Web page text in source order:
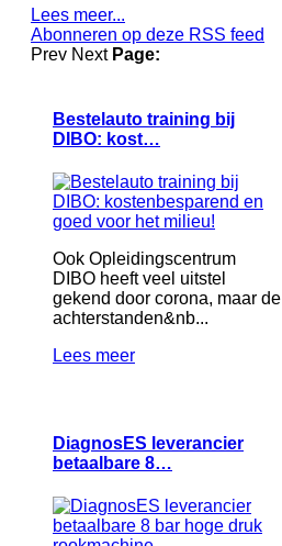
Lees meer...
Abonneren op deze RSS feed
Prev Next Page:
Bestelauto training bij
DIBO: kost…
Ook Opleidingscentrum
DIBO heeft veel uitstel
gekend door corona, maar de
achterstanden&nb...
Lees meer
DiagnosES leverancier
betaalbare 8…